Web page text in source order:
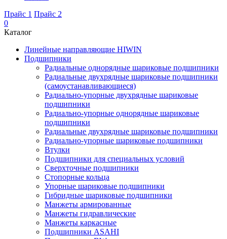
Прайс 1 Прайс 2
0
Каталог
Линейные направляющие HIWIN
Подшипники
Радиальные однорядные шариковые подшипники
Радиальные двухрядные шариковые подшипники
(самоустанавливающиеся)
Радиально-упорные двухрядные шариковые
подшипники
Радиально-упорные однорядные шариковые
подшипники
Радиальные двухрядные шариковые подшипники
Радиально-упорные шариковые подшипники
Втулки
Подшипники для специальных условий
Сверхточные подшипники
Стопорные кольца
Упорные шариковые подшипники
Гибридные шариковые подшипники
Манжеты армированные
Манжеты гидравлические
Манжеты каркасные
Подшипники ASAHI